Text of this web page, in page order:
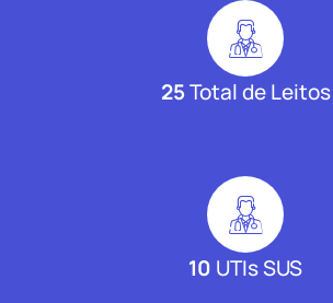
25Total de Leitos
10 UTIs SUS